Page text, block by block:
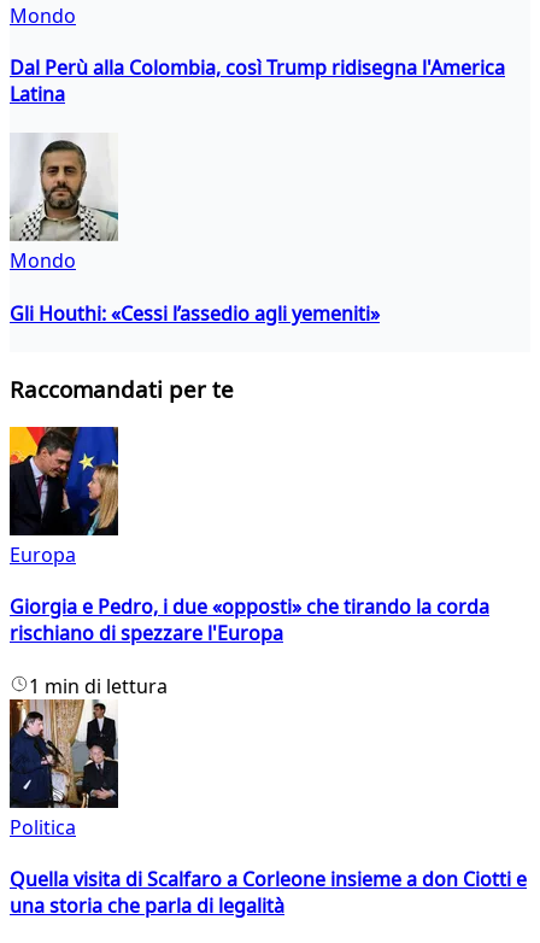
Mondo
Dal Perù alla Colombia, così Trump ridisegna l'America
Latina
Mondo
Gli Houthi: «Cessi l’assedio agli yemeniti»
Raccomandati per te
Europa
Giorgia e Pedro, i due «opposti» che tirando la corda
rischiano di spezzare l'Europa
1 min di lettura
Politica
Quella visita di Scalfaro a Corleone insieme a don Ciotti e
una storia che parla di legalità